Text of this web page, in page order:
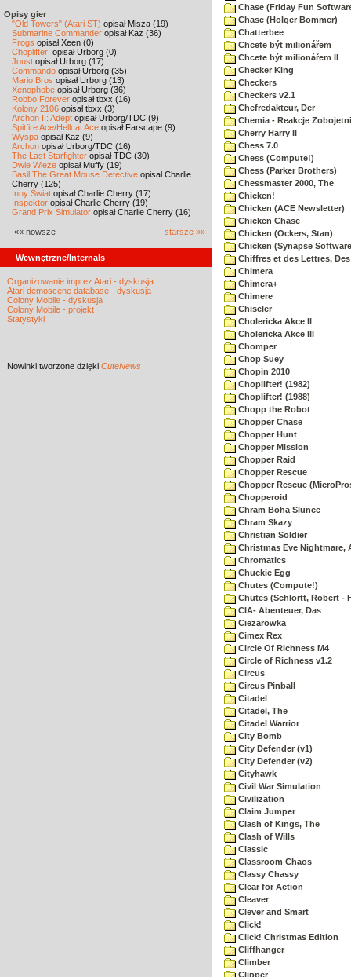
Opisy gier
"Old Towers" (Atari ST) opisał Misza (19)
Submarine Commander opisał Kaz (36)
Frogs opisał Xeen (0)
Choplifter! opisał Urborg (0)
Joust opisał Urborg (17)
Commando opisał Urborg (35)
Mario Bros opisał Urborg (13)
Xenophobe opisał Urborg (36)
Robbo Forever opisał tbxx (16)
Kolony 2106 opisał tbxx (3)
Archon II: Adept opisał Urborg/TDC (9)
Spitfire Ace/Hellcat Ace opisał Farscape (9)
Wyspa opisał Kaz (9)
Archon opisał Urborg/TDC (16)
The Last Starfighter opisał TDC (30)
Dwie Wieże opisał Muffy (19)
Basil The Great Mouse Detective opisał Charlie
Cherry (125)
Inny Świat opisał Charlie Cherry (17)
Inspektor opisał Charlie Cherry (19)
Grand Prix Simulator opisał Charlie Cherry (16)
«« nowsze starsze »»
Wewnętrzne/Internals
Organizowanie imprez Atari - dyskusja
Atari demoscene database - dyskusja
Colony Mobile - dyskusja
Colony Mobile - projekt
Statystyki
Nowinki tworzone dzięki CuteNews
Chase (Friday Fun
Chase (Holger Bommer)
Chatterbee
Chcete být milionářem
Chcete být milionářem II
Checker King
Checkers
Checkers v2.1
Chefredakteur, Der
Chemia - Reakcje
Cherry Harry II
Chess 7.0
Chess (Compute!)
Chess (Parker Brothers)
Chessmaster 2000, The
Chicken!
Chicken (ACE Newsletter)
Chicken Chase
Chicken (Ockers, Stan)
Chicken (Synapse
Chiffres et des Lettres, Des
Chimera
Chimera+
Chimere
Chiseler
Cholericka Akce II
Cholericka Akce III
Chomper
Chop Suey
Chopin 2010
Choplifter! (1982)
Choplifter! (1988)
Chopp the Robot
Chopper Chase
Chopper Hunt
Chopper Mission
Chopper Raid
Chopper Rescue
Chopper Rescue
Chopperoid
Chram Boha Slunce
Chram Skazy
Christian Soldier
Christmas Eve Nightmare,
Chromatics
Chuckie Egg
Chutes (Compute!)
Chutes (Schlortt, Robert -
CIA- Abenteuer, Das
Ciezarowka
Cimex Rex
Circle Of Richness M4
Circle of Richness v1.2
Circus
Circus Pinball
Citadel
Citadel, The
Citadel Warrior
City Bomb
City Defender (v1)
City Defender (v2)
Cityhawk
Civil War Simulation
Civilization
Claim Jumper
Clash of Kings, The
Clash of Wills
Classic
Classroom Chaos
Classy Chassy
Clear for Action
Cleaver
Clever and Smart
Click!
Click! Christmas Edition
Cliffhanger
Climber
Clipper